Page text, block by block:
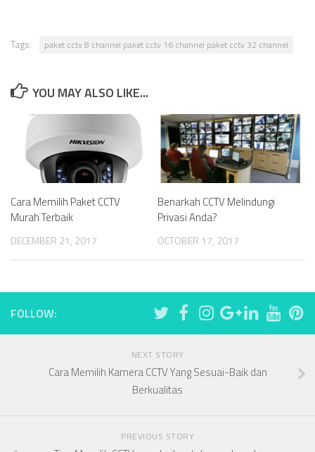
Tags: paket cctv 8 channel paket cctv 16 channel paket cctv 32 channel
YOU MAY ALSO LIKE...
Cara Memilih Paket CCTV
Murah Terbaik
DECEMBER 21, 2017
Benarkah CCTV Melindungi
Privasi Anda?
OCTOBER 17, 2017
FOLLOW:
NEXT STORY
Cara Memilih Kamera CCTV Yang Sesuai-Baik dan
Berkualitas
PREVIOUS STORY